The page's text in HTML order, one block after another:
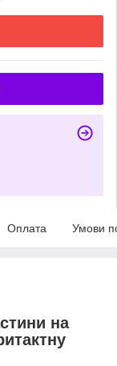
Оплата Умови
на